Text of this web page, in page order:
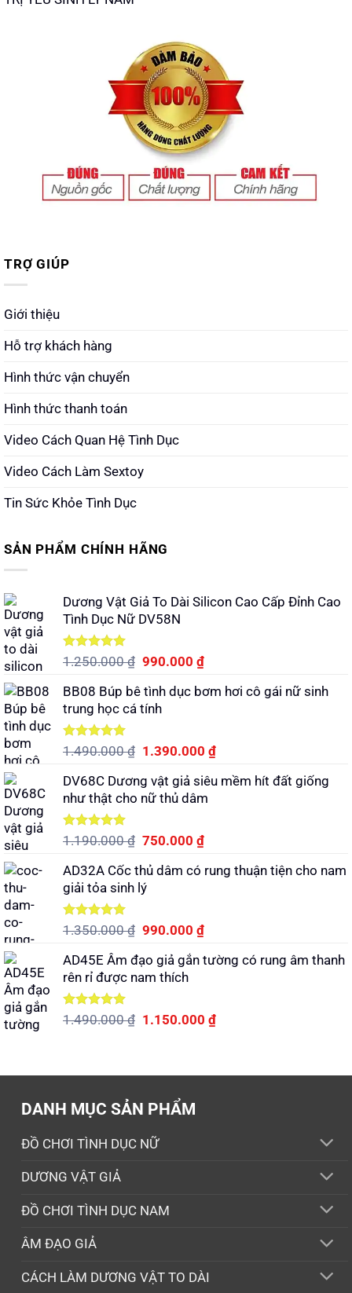
TRỢ GIÚP
Giới thiệu
Hỗ trợ khách hàng
Hình thức vận chuyển
Hình thức thanh toán
Video Cách Quan Hệ Tình Dục
Video Cách Làm Sextoy
Tin Sức Khỏe Tình Dục
SẢN PHẨM CHÍNH HÃNG
Dương Vật Giả To Dài Silicon Cao Cấp Đỉnh Cao
Tình Dục Nữ DV58N
Được xếp
5 sao
1.250.000₫ Giá
là:
1.250.000 ₫.
990.000₫Giá
tại
BB08 Búp bê tình dục bơm hơi cô gái nữ sinh
trung học cá tính
Được xếp
5 sao
1.490.000₫ Giá
là:
1.490.000 ₫.
1.390.000₫Giá
tại
DV68C Dương vật giả siêu mềm hít đất giống
như thật cho nữ thủ dâm
Được xếp
5 sao
1.190.000₫ Giá
là:
1.190.000 ₫.
750.000₫Giá
tại
AD32A Cốc thủ dâm có rung thuận tiện cho nam
giải tỏa sinh lý
Được xếp
5 sao
1.350.000₫ Giá
là:
1.350.000 ₫.
990.000₫Giá
tại
AD45E Âm đạo giả gắn tường có rung âm thanh
rên rỉ được nam thích
Được xếp
1.490.000₫ Giá
1.150.000₫Giá
DANH MỤC SẢN PHẨM
ĐỒ CHƠI TÌNH DỤC NỮ
DƯƠNG VẬT GIẢ
ĐỒ CHƠI TÌNH DỤC NAM
ÂM ĐẠO GIẢ
CÁCH LÀM DƯƠNG VẬT TO DÀI